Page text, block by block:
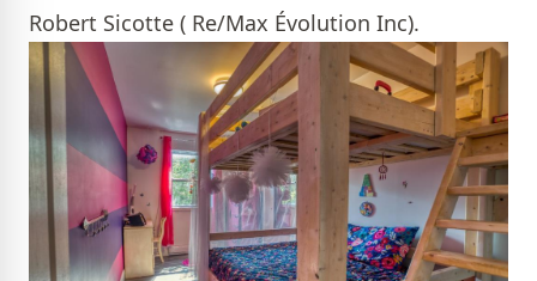
Robert Sicotte ( Re/Max Évolution Inc).